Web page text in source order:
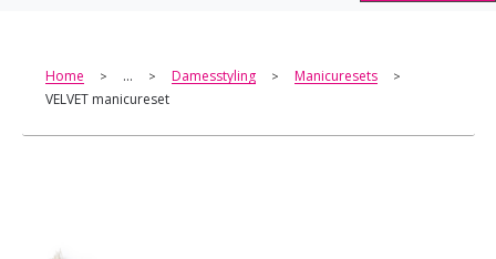
Home > ... > Damesstyling > Manicuresets >
VELVET manicureset